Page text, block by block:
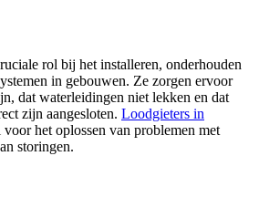
rol bij het installeren, onderhouden
in gebouwen. Ze zorgen ervoor
dat waterleidingen niet lekken en dat
zijn aangesloten. Loodgieters in
voor het oplossen van problemen met
storingen.